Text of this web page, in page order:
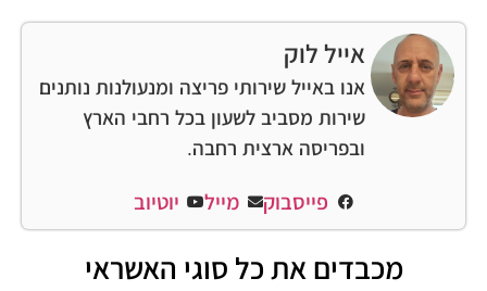
אייל לוק
אנו באייל שירותי פריצה ומנעולנות נותנים
שירות מסביב לשעון בכל רחבי הארץ
ובפריסה ארצית רחבה.
פייסבוק מייל יוטיוב
מכבדים את כל סוגי האשראי